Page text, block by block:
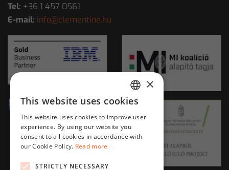
Tel: +36 1 457 0561
E-mail: info@clementine.hu
HUNGARIAN
ENGLISH
×
This website uses cookies
This website uses cookies to improve user
experience. By using our website you
consent to all cookies in accordance with
our Cookie Policy. Read more
STRICTLY NECESSARY